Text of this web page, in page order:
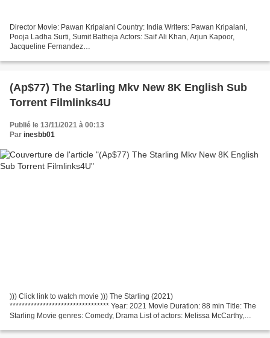
Director Movie: Pawan Kripalani Country: India Writers: Pawan Kripalani,
Pooja Ladha Surti, Sumit Batheja Actors: Saif Ali Khan, Arjun Kapoor,
Jacqueline Fernandez
Police (2021) Category: Comedy, Horror,...
(Ap$77) The Starling Mkv New 8K English Sub
Torrent Filmlinks4U
Publié le 13/11/2021 à 00:13
Par inesbb01
))) Click link to watch movie ))) The Starling (2021)
********************************* Year: 2021 Movie Duration: 88 min Title: The
Starling Movie genres: Comedy, Drama List of actors: Melissa McCarthy,